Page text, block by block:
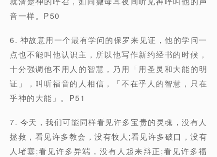
音一样。P50
6. 神故意用一个最有学问的保罗来见证，他的学问一
点也不能叫他认识主，所以他写作新约经书的时候，
十分强调他不用人的智慧，乃用「用圣灵和大能的明
证」，叫听福音的人相信，「不在乎人的智慧，只在
乎神的大能」。P51
7. 今天，我们可能同样看见许多宝贵的灵魂，没有人
拯救，看见许多教会，没有牧人;看见许多破口，没有
人堵塞;看见许多异端，没有人起来辩正;看见许多福